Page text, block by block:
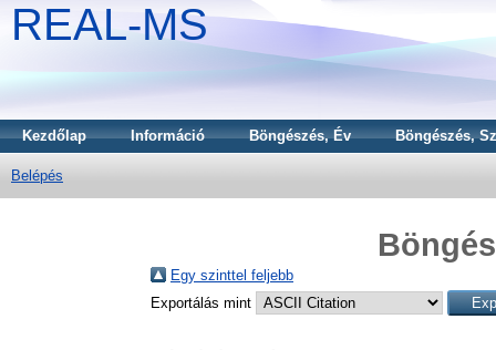
REAL-MS
Kezdőlap Információ Böngészés, Év Böngészés,
Belépés
Egy szinttel feljebb
Exportálás mint